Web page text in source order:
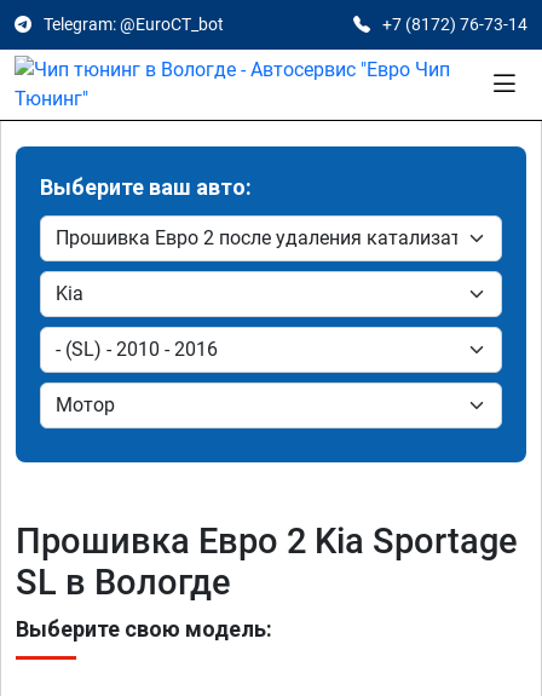
Telegram: @EuroCT_bot +7 (8172) 76-73-14
Выберите ваш авто:
Прошивка Евро 2 Kia Sportage
SL в Вологде
Выберите свою модель: